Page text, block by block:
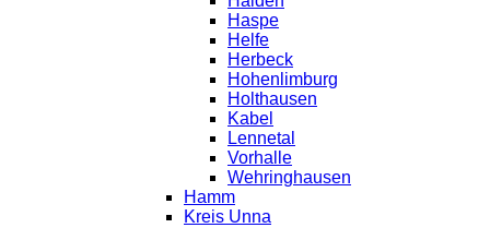
Haspe
Helfe
Herbeck
Hohenlimburg
Holthausen
Kabel
Lennetal
Vorhalle
Wehringhausen
Hamm
Kreis Unna